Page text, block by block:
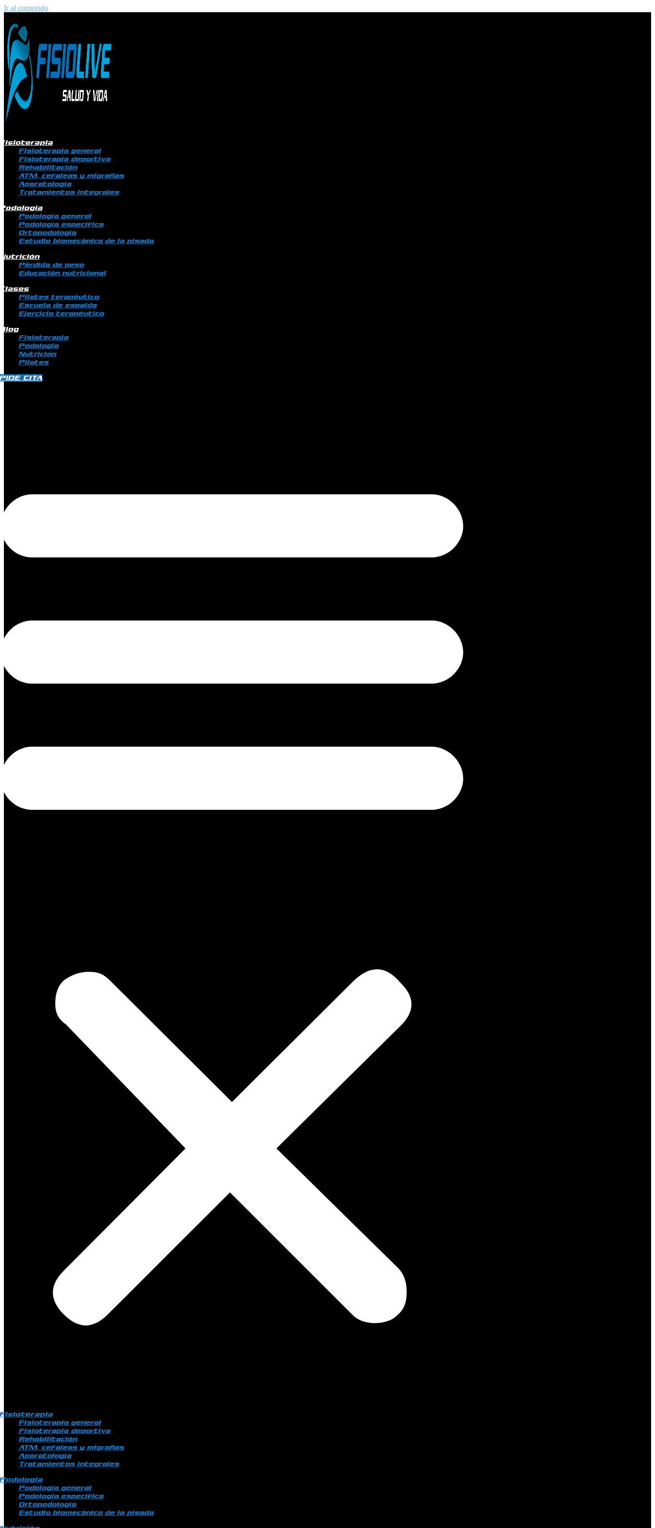
Ir al contenido
Fisioterapia general
Fisioterapia deportiva
Rehabilitación
ATM, cefaleas y migrañas
Aparatología
Tratamientos integrales
Podología general
Podología específica
Ortopodología
Estudio biomecánico de la pisada
Pérdida de peso
Educación nutricional
Pilates terapéutico
Escuela de espalda
Ejercicio terapéutico
Fisioterapia
Podologia
Nutricion
Pilates
CITA
Fisioterapia general
Fisioterapia deportiva
Rehabilitación
ATM, cefaleas y migrañas
Aparatología
Tratamientos integrales
Podología general
Podología específica
Ortopodología
Estudio biomecánico de la pisada